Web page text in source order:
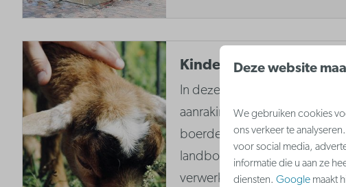
Kinderboerderij De
In deze kinderboerderij
aanraking komen met het
boerderijleven. Hier kunnen
landbouwproducten
verwerken.
Deze website
We gebruiken cookies
ons verkeer te
voor social media,
informatie die u aan ze
diensten. Google maakt